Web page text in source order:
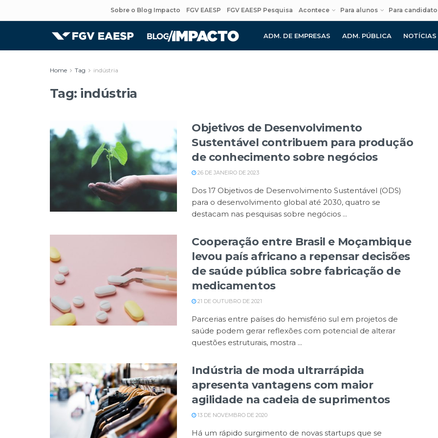
Sobre o Blog Impacto FGV EAESP FGV EAESP Pesquisa Acontece Para alunos Para
ADM. DE EMPRESAS ADM. PÚBLICA NOTÍCIAS
Home Tag indústria
Tag: indústria
Objetivos de Desenvolvimento
Sustentável contribuem para produção
de conhecimento sobre negócios
26 DE JANEIRO DE 2023
Dos 17 Objetivos de Desenvolvimento Sustentável (ODS)
para o desenvolvimento global até 2030, quatro se
destacam nas pesquisas sobre negócios ...
Cooperação entre Brasil e Moçambique
levou país africano a repensar decisões
de saúde pública sobre fabricação de
medicamentos
21 DE OUTUBRO DE 2021
Parcerias entre países do hemisfério sul em projetos de
saúde podem gerar reflexões com potencial de alterar
questões estruturais, mostra ...
Indústria de moda ultrarrápida
apresenta vantagens com maior
agilidade na cadeia de suprimentos
13 DE NOVEMBRO DE 2020
Há um rápido surgimento de novas startups que se